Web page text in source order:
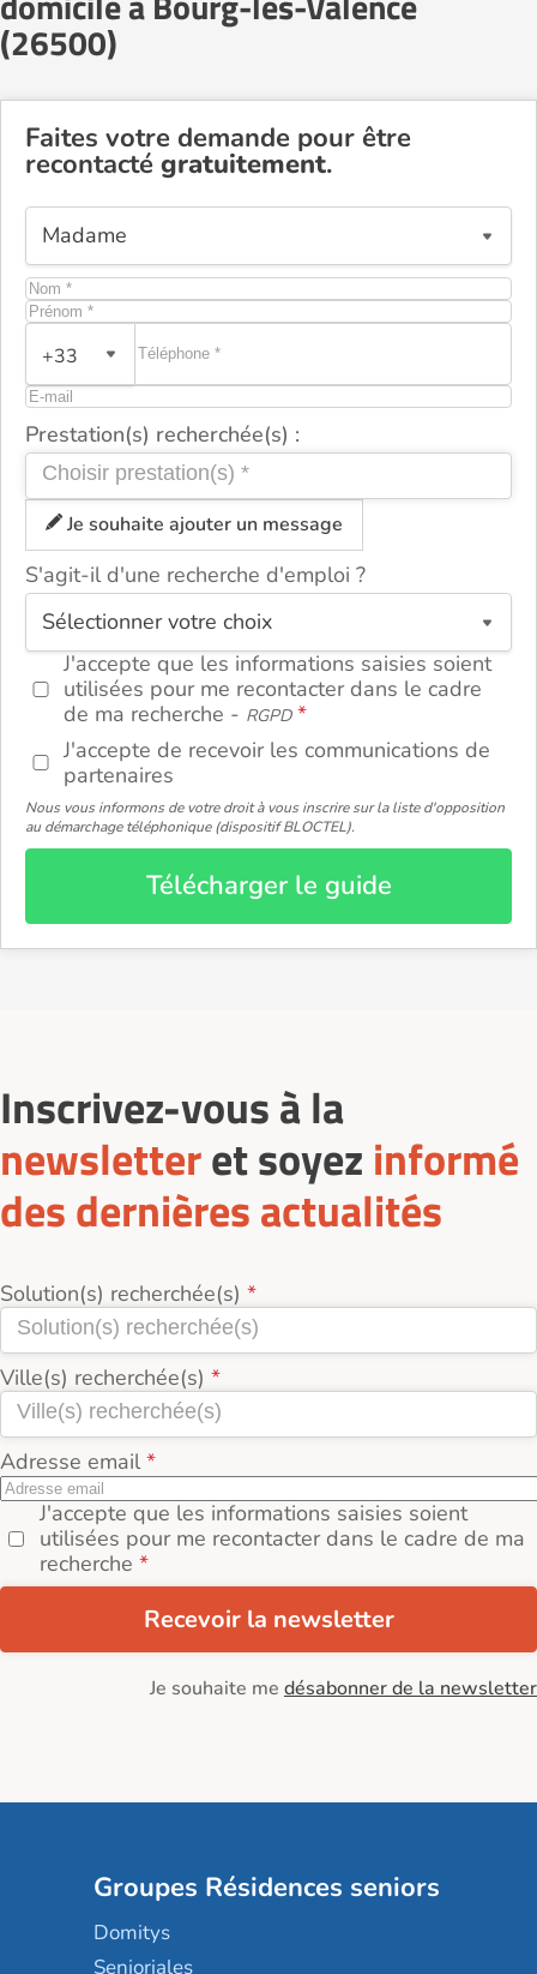
(26500)
Faites votre demande pour être
recontacté gratuitement.
+33
Prestation(s) recherchée(s) :
Je souhaite ajouter un message
S'agit-il d'une recherche d'emploi ?
J'accepte que les informations saisies soient
utilisées pour me recontacter dans le cadre
de ma recherche - RGPD
J'accepte de recevoir les communications de
partenaires
Nous vous informons de votre droit à vous inscrire sur la liste d'opposition
au démarchage téléphonique (dispositif BLOCTEL).
Télécharger le guide
ou
Inscrivez-vous à la
newsletteret soyez informé
des dernières actualités
Solution(s) recherchée(s)
Ville(s) recherchée(s)
Adresse email
J'accepte que les informations saisies soient
utilisées pour me recontacter dans le cadre de ma
recherche
Recevoir la newsletter
Je souhaite me désabonner de la newsletter
Groupes Résidences seniors
Domitys
Senioriales